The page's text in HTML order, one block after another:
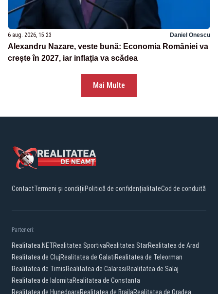
6 aug. 2026, 15:23 Daniel Onescu
Alexandru Nazare, veste bună: Economia României va
crește în 2027, iar inflația va scădea
Mai Multe
ContactTermeni și condițiiPolitică de confidențialitateCod de conduită
Parteneri:
Realitatea.NETRealitatea SportivaRealitatea StarRealitatea de Arad
Realitatea de ClujRealitatea de GalatiRealitatea de Teleorman
Realitatea de TimisRealitatea de CalarasiRealitatea de Salaj
Realitatea de IalomitaRealitatea de Constanta
Realitatea de HunedoaraRealitatea de BrailaRealitatea de Oradea